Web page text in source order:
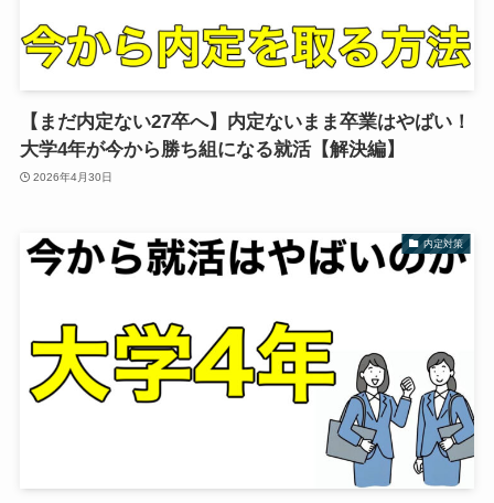
【まだ内定ない27卒へ】内定ないまま卒業はやばい！
大学4年が今から勝ち組になる就活【解決編】
2026年4月30日
内定対策